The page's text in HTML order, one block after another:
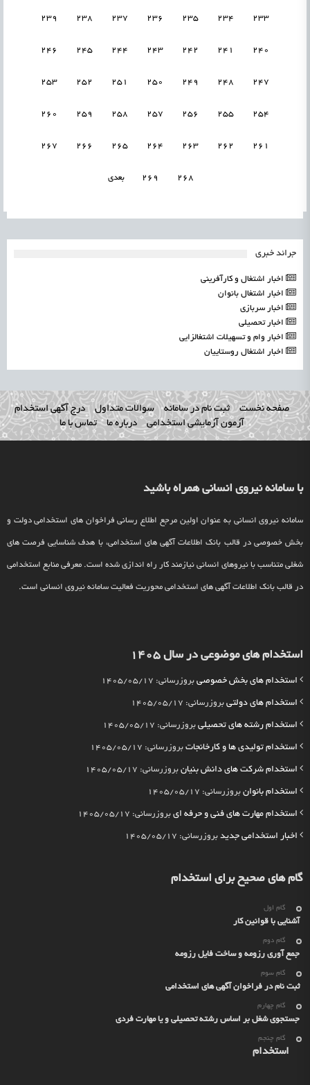
233
234
235
236
237
238
239
240
241
242
243
244
245
246
247
248
249
250
251
252
253
254
255
256
257
258
259
260
261
262
263
264
265
266
267
268
269 بعدی
جرائد خبری
اخبار اشتغال و کارآفرینی
اخبار اشتغال بانوان
اخبار سربازی
اخبار تحصیلی
اخبار وام و تسهیلات اشتغالزایی
اخبار اشتغال روستاییان
صفحه نخست ثبت نام در سامانه سوالات متداول
درج آگهی استخدام
آزمون آزمایشی استخدامی
درباره ما تماس با ما
با سامانه نیروی انسانی همراه باشید
سامانه نیروی انسانی به عنوان اولین مرجع اطلاع رسانی فراخوان های استخدامی دولت و
بخش خصوصی در قالب بانک اطلاعات آگهی های استخدامی، با هدف شناسایی فرصت های
شغلی متناسب با نیروهای انسانی نیازمند کار راه اندازی شده است. معرفی منابع استخدامی
در قالب بانک اطلاعات آگهی های استخدامی محوریت فعالیت سامانه نیروی انسانی است.
استخدام های موضوعی در سال 1405
استخدام های بخش خصوصی بروزرسانی: 1405/05/17
استخدام های دولتی بروزرسانی: 1405/05/17
استخدام رشته های تحصیلی بروزرسانی: 1405/05/17
استخدام تولیدی ها و کارخانجات بروزرسانی: 1405/05/17
استخدام شرکت های دانش بنیان بروزرسانی: 1405/05/17
استخدام بانوان بروزرسانی: 1405/05/17
استخدام مهارت های فنی و حرفه ای بروزرسانی: 1405/05/17
اخبار استخدامی جدید بروزرسانی: 1405/05/17
گام های صحیح برای استخدام
گام اول
آشنایی با قوانین کار
گام دوم
جمع آوری رزومه و ساخت فایل رزومه
گام سوم
ثبت نام در فراخوان آگهی های استخدامی
گام چهارم
جستجوی شغل بر اساس رشته تحصیلی و یا مهارت فردی
گام چنجم
استخدام